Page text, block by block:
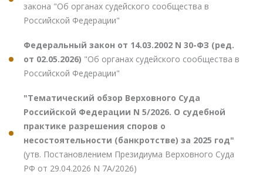
закона "Об органах судейского сообщества в
Российской Федерации"
Федеральный закон от 14.03.2002 N 30-ФЗ (ред.
от 02.05.2026) "Об органах судейского сообщества в
Российской Федерации"
"Тематический обзор Верховного Суда
Российской Федерации N 5/2026. О судебной
практике разрешения споров о
несостоятельности (банкротстве) за 2025 год"
(утв. Постановлением Президиума Верховного Суда
РФ от 29.04.2026 N 7А/2026)